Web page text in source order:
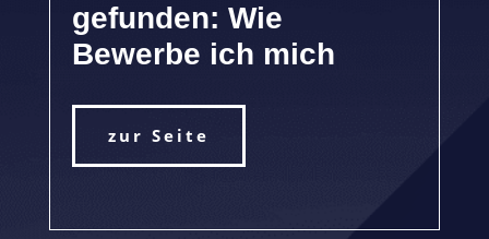
gefunden: Wie
Bewerbe ich mich
zur Seite